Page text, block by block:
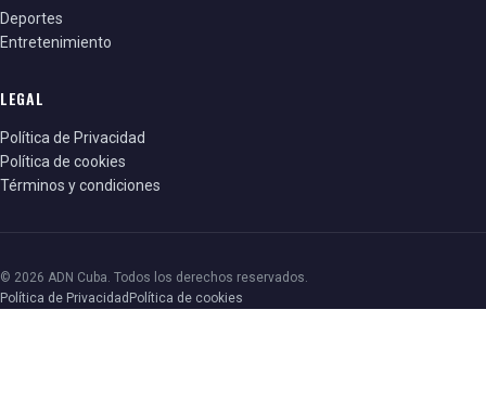
Deportes
Entretenimiento
LEGAL
Política de Privacidad
Política de cookies
Términos y condiciones
© 2026 ADN Cuba. Todos los derechos reservados.
Política de Privacidad Política de cookies